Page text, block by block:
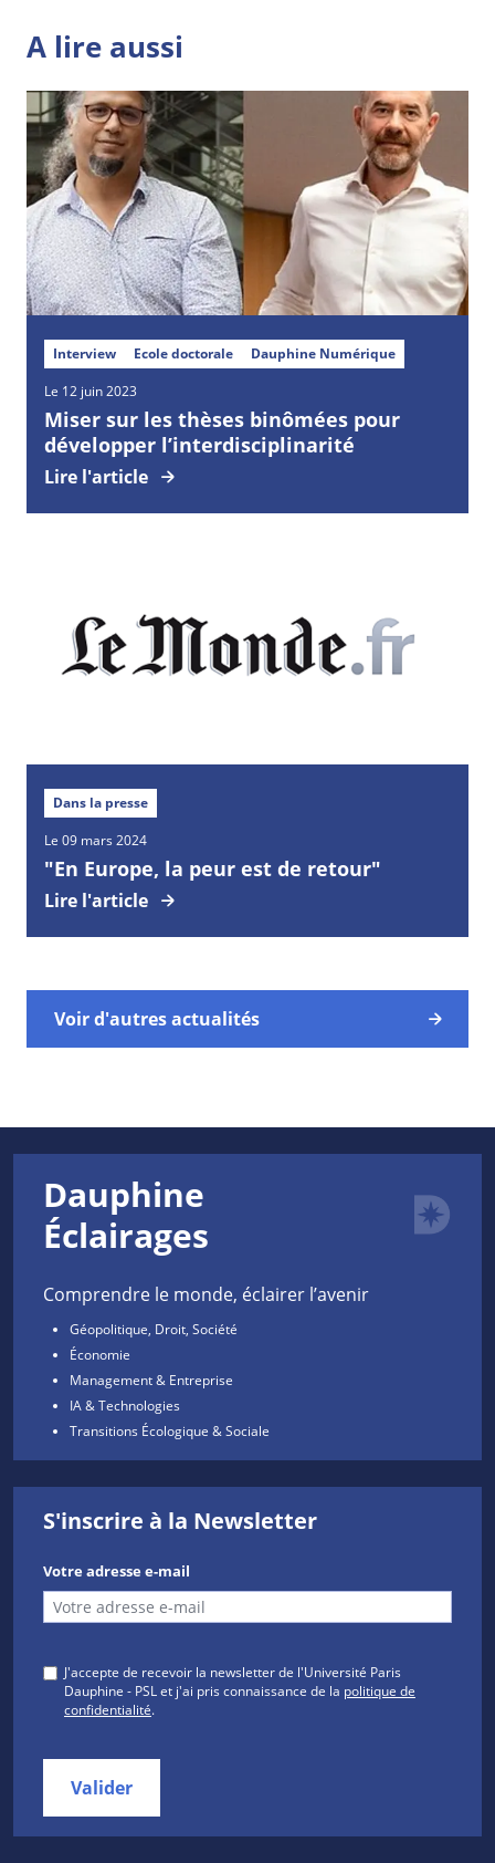
A lire aussi
Interview Ecole doctorale Dauphine Numérique
Le 12 juin 2023
Miser sur les thèses binômées pour
développer l’interdisciplinarité
Lire l'article
Dans la presse
Le 09 mars 2024
"En Europe, la peur est de retour"
Lire l'article
Voir d'autres actualités
Dauphine
Éclairages
Comprendre le monde, éclairer l’avenir
Géopolitique, Droit, Société
Économie
Management & Entreprise
IA & Technologies
Transitions Écologique & Sociale
S'inscrire à la Newsletter
Votre adresse e-mail
J'accepte de recevoir la newsletter de l'Université Paris
Dauphine - PSL et j'ai pris connaissance de la politique de
confidentialité.
Valider